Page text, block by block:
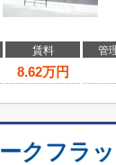
賃料
管
8.62万円
クフラ